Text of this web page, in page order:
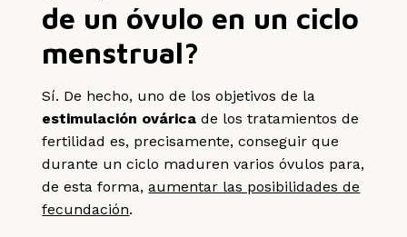
de un óvulo en un ciclo
menstrual?
Sí. De hecho, uno de los objetivos de la
estimulación ovárica de los tratamientos de
fertilidad es, precisamente, conseguir que
durante un ciclo maduren varios óvulos para,
de esta forma,aumentar las posibilidades de
fecundación.